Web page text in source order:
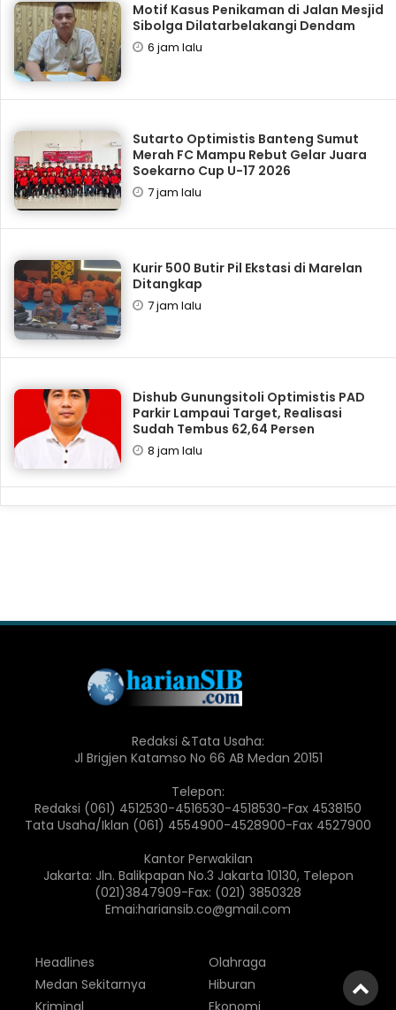
Motif Kasus Penikaman di Jalan Mesjid
Sibolga Dilatarbelakangi Dendam
6 jam lalu
Sutarto Optimistis Banteng Sumut
Merah FC Mampu Rebut Gelar Juara
Soekarno Cup U-17 2026
7 jam lalu
Kurir 500 Butir Pil Ekstasi di Marelan
Ditangkap
7 jam lalu
Dishub Gunungsitoli Optimistis PAD
Parkir Lampaui Target, Realisasi
Sudah Tembus 62,64 Persen
8 jam lalu
Redaksi &Tata Usaha:
Jl Brigjen Katamso No 66 AB Medan 20151
Telepon:
Redaksi (061) 4512530-4516530-4518530-Fax 4538150
Tata Usaha/Iklan (061) 4554900-4528900-Fax 4527900
Kantor Perwakilan
Jakarta: Jln. Balikpapan No.3 Jakarta 10130, Telepon
(021)3847909-Fax: (021) 3850328
Emai:hariansib.co@gmail.com
Headlines
Medan Sekitarnya
Olahraga
Hiburan